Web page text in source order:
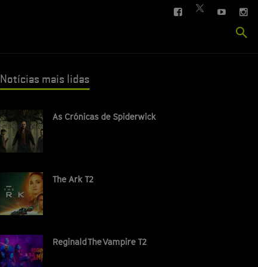
FACEBOOK
TWITTER
YOUTUBE
Notícias mais lidas
As Crónicas de Spiderwick
The Ark T2
Reginald The Vampire T2